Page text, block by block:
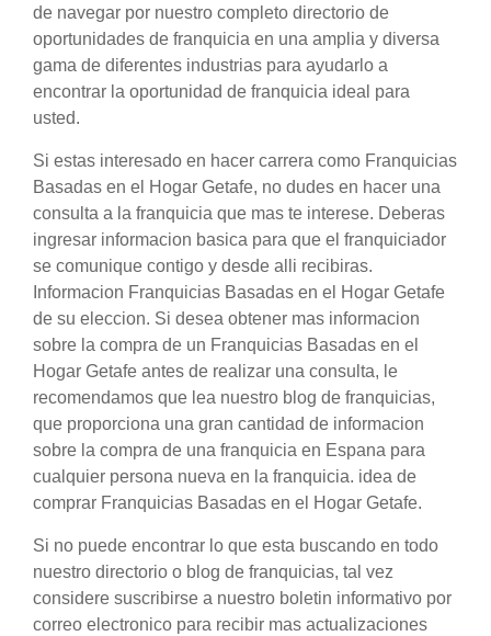
de navegar por nuestro completo directorio de
oportunidades de franquicia en una amplia y diversa
gama de diferentes industrias para ayudarlo a
encontrar la oportunidad de franquicia ideal para
usted.
Si estas interesado en hacer carrera como Franquicias
Basadas en el Hogar Getafe, no dudes en hacer una
consulta a la franquicia que mas te interese. Deberas
ingresar informacion basica para que el franquiciador
se comunique contigo y desde alli recibiras.
Informacion Franquicias Basadas en el Hogar Getafe
de su eleccion. Si desea obtener mas informacion
sobre la compra de un Franquicias Basadas en el
Hogar Getafe antes de realizar una consulta, le
recomendamos que lea nuestro blog de franquicias,
que proporciona una gran cantidad de informacion
sobre la compra de una franquicia en Espana para
cualquier persona nueva en la franquicia. idea de
comprar Franquicias Basadas en el Hogar Getafe.
Si no puede encontrar lo que esta buscando en todo
nuestro directorio o blog de franquicias, tal vez
considere suscribirse a nuestro boletin informativo por
correo electronico para recibir mas actualizaciones